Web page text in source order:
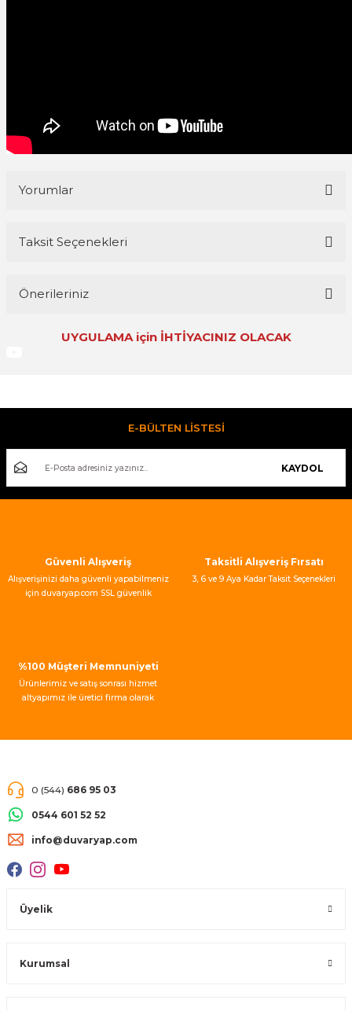
Yorumlar
Taksit Seçenekleri
Önerileriniz
Bu ürünün fiyat bilgisi, resim, ürün açıklamalarında ve diğer
Ürün resmi kalitesiz, bozuk veya görüntülenemiyor.
Ürün bilgilerinde hatalar bulunuyor.
Ürün fiyatı diğer sitelerden daha pahalı.
UYGULAMA için İHTİYACINIZ OLACAK
E-BÜLTEN LİSTESİ
KAYDOL
Güvenli Alışveriş
Alışverişinizi daha güvenli yapabilmeniz
için duvaryap.com SSL güvenlik
Taksitli Alışveriş Fırsatı
3, 6 ve 9 Aya Kadar Taksit Seçenekleri
%100 Müşteri Memnuniyeti
Ürünlerimiz ve satış sonrası hizmet
altyapımız ile üretici firma olarak
0 (544) 686 95 03
0544 601 52 52
info@duvaryap.com
Üyelik
Kurumsal